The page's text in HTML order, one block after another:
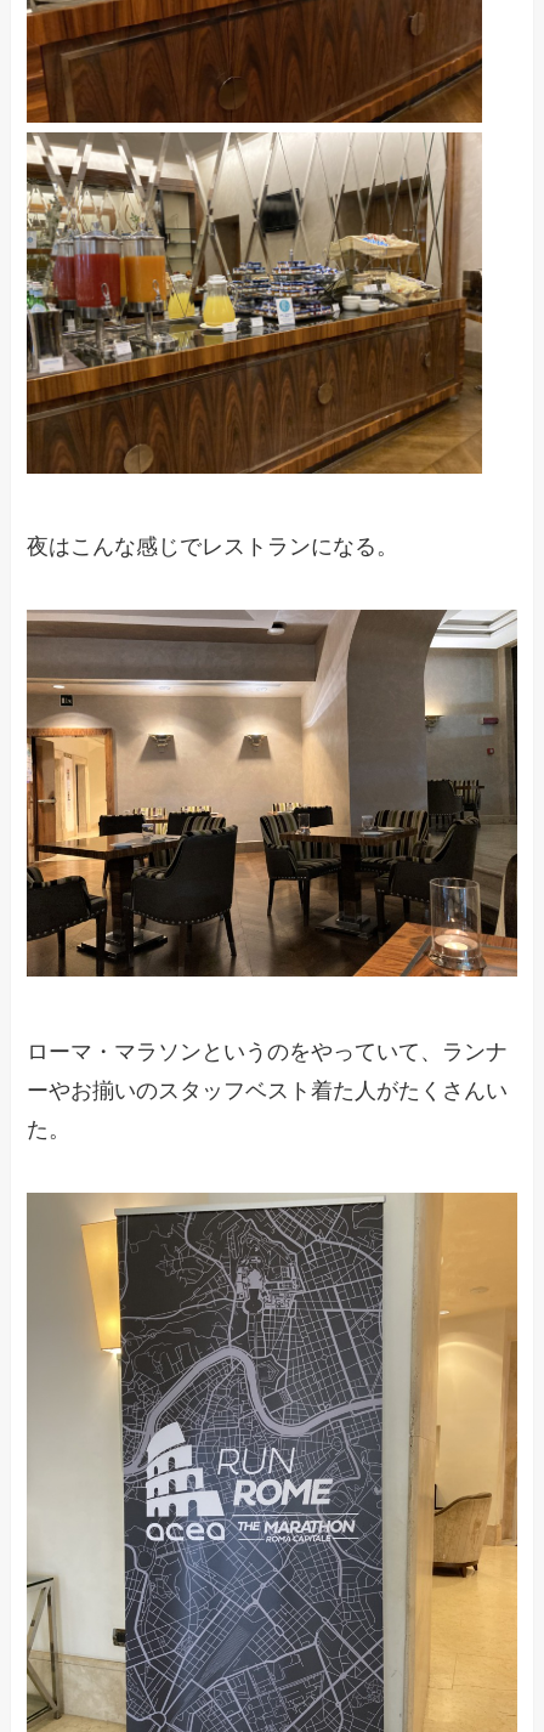
夜はこんな感じでレストランになる。
ローマ・マラソンというのをやっていて、ランナ
ーやお揃いのスタッフベスト着た人がたくさんい
た。